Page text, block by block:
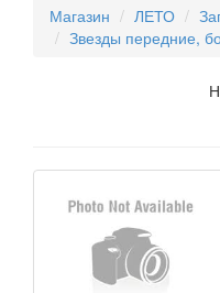
Магазин ЛЕТО
Звезды передние,